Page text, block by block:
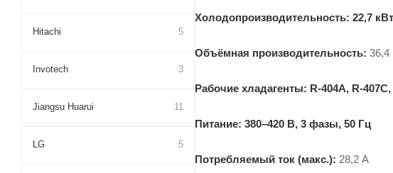
Холодопроизводительность: 22,7 кВт
Объёмная производительность: 36,4
Рабочие хладагенты: R-404A, R-
Питание: 380–420 В, 3 фазы, 50 Гц
Потребляемый ток (макс.): 28,2 А
Hitachi 5
Invotech 3
Jiangsu Huarui 11
LG 5